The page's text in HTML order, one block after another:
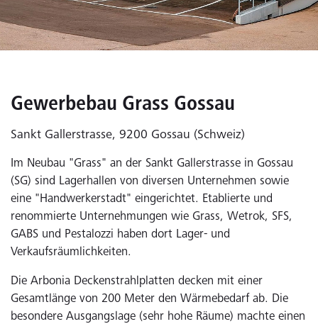
Gewerbebau Grass Gossau
Sankt Gallerstrasse, 9200 Gossau (Schweiz)
Im Neubau "Grass" an der Sankt Gallerstrasse in Gossau
(SG) sind Lagerhallen von diversen Unternehmen sowie
eine "Handwerkerstadt" eingerichtet. Etablierte und
renommierte Unternehmungen wie Grass, Wetrok, SFS,
GABS und Pestalozzi haben dort Lager- und
Verkaufsräumlichkeiten.
Die Arbonia Deckenstrahlplatten decken mit einer
Gesamtlänge von 200 Meter den Wärmebedarf ab. Die
besondere Ausgangslage (sehr hohe Räume) machte einen